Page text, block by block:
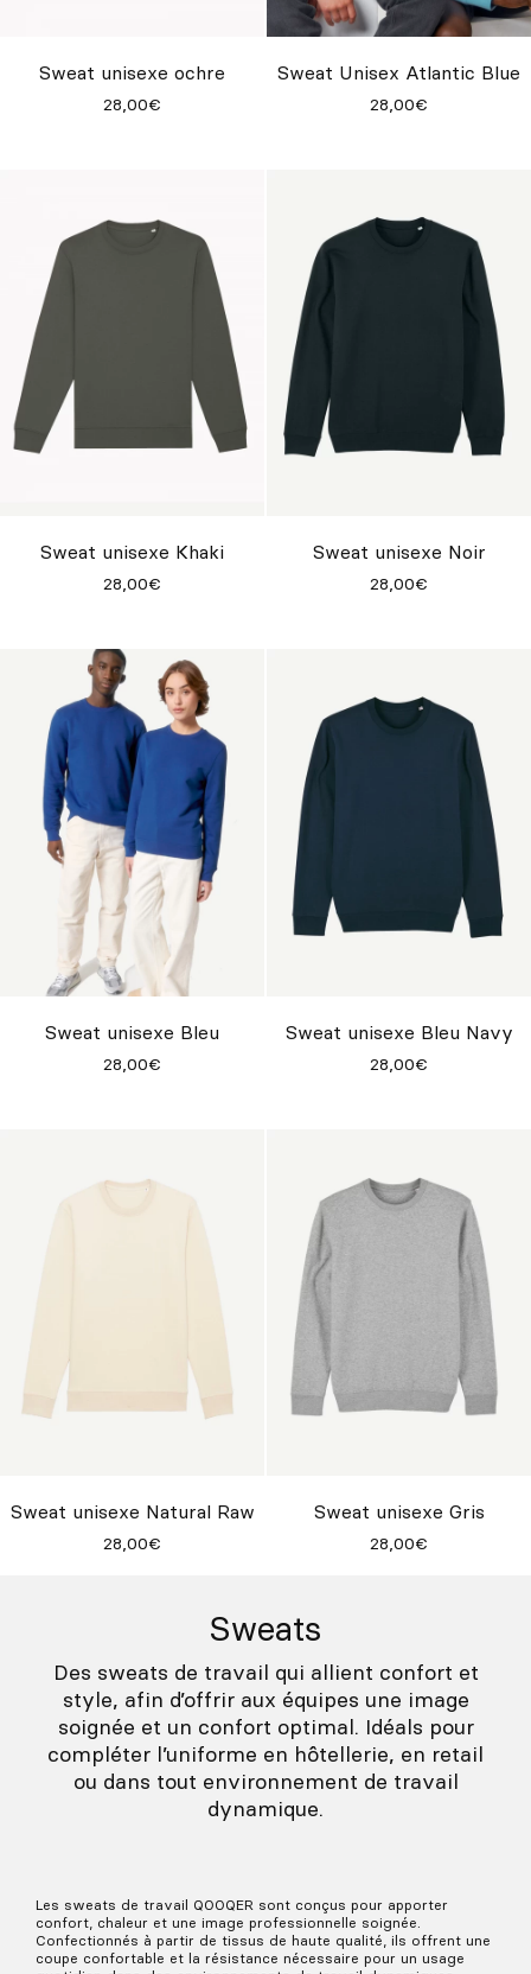
S’inspirer
Rechercher
Sweats
Des sweats de travail qui allient confort et
style, afin d’offrir aux équipes une image
soignée et un confort optimal. Idéals pour
compléter l’uniforme en hôtellerie, en retail
ou dans tout environnement de travail
dynamique.
Sweat unisexe ochre
28,00€
Sweat Unisex Atlantic Blue
28,00€
Sweat unisexe Khaki
28,00€
Sweat unisexe Noir
28,00€
Sweat unisexe Bleu
28,00€
Sweat unisexe Bleu Navy
28,00€
Sweat unisexe Natural Raw
28,00€
Sweat unisexe Gris
28,00€
Les sweats de travail QOOQER sont conçus pour apporter
confort, chaleur et une image professionnelle soignée.
Confectionnés à partir de tissus de haute qualité, ils offrent une
coupe confortable et la résistance nécessaire pour un usage